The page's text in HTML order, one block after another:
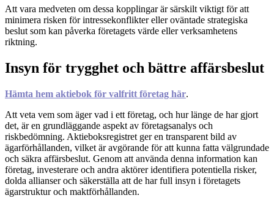
Att vara medveten om dessa kopplingar är särskilt viktigt för att
minimera risken för intressekonflikter eller oväntade strategiska
beslut som kan påverka företagets värde eller verksamhetens
riktning.
Insyn för trygghet och bättre affärsbeslut
Hämta hem aktiebok för valfritt företag här.
Att veta vem som äger vad i ett företag, och hur länge de har gjort
det, är en grundläggande aspekt av företagsanalys och
riskbedömning. Aktieboksregistret ger en transparent bild av
ägarförhållanden, vilket är avgörande för att kunna fatta välgrundade
och säkra affärsbeslut. Genom att använda denna information kan
företag, investerare och andra aktörer identifiera potentiella risker,
dolda allianser och säkerställa att de har full insyn i företagets
ägarstruktur och maktförhållanden.